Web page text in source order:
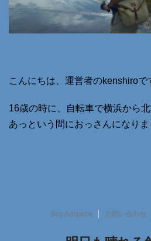
こんにちは、運営者のkenshiroで
16歳の時に、自転車で横浜から
あっという間におっさんになりま
Buy Adspace お問い合わせ